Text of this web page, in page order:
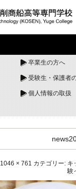
卒業生の方へ
受験生・保護者
個人情報の取扱
1046 × 761 カテゴリー: キ
験